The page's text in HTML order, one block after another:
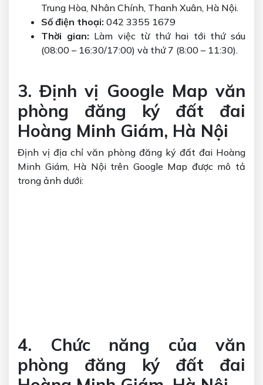
Trung Hòa, Nhân Chính, Thanh Xuân, Hà Nội.
Số điện thoại: 042 3355 1679
Thời gian: Làm việc từ thứ hai tới thứ sáu
(08:00 – 16:30/17:00) và thứ 7 (8:00 – 11:30).
3. Định vị Google Map văn
phòng đăng ký đất đai
Hoàng Minh Giám, Hà Nội
Định vị địa chỉ văn phòng đăng ký đất đai Hoàng
Minh Giám, Hà Nội trên Google Map được mô tả
trong ảnh dưới:
4. Chức năng của văn
phòng đăng ký đất đai